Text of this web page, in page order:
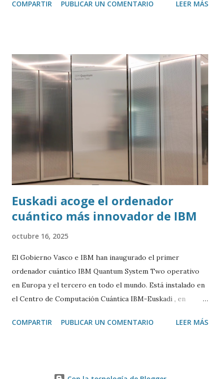
transcribir y resumir los vídeos de Youtube, así como
COMPARTIR PUBLICAR UN COMENTARIO LEER MÁS
Euskadi acoge el ordenador
cuántico más innovador de IBM
octubre 16, 2025
El Gobierno Vasco e IBM han inaugurado el primer
ordenador cuántico IBM Quantum System Two operativo
en Europa y el tercero en todo el mundo. Está instalado en
el Centro de Computación Cuántica IBM-Euskadi , en
siete metros de ancho por 4 de alto. Está encerrado en una
COMPARTIR PUBLICAR UN COMENTARIO LEER MÁS